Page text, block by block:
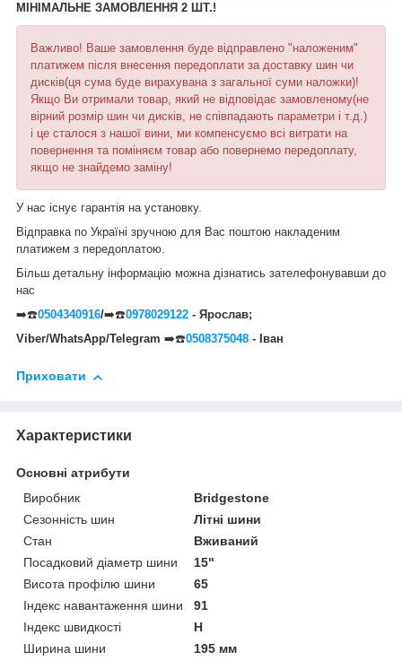
МІНІМАЛЬНЕ ЗАМОВЛЕННЯ 2 ШТ.!
Важливо! Ваше замовлення буде відправлено "наложеним"
платижем після внесення передоплати за доставку шин чи
дисків(ця сума буде вирахувана з загальної суми наложки)!
Якщо Ви отримали товар, який не відповідає замовленому(не
вірний розмір шин чи дисків, не співпадають параметри і т.д.)
і це сталося з нашої вини, ми компенсуємо всі витрати на
повернення та поміняєм товар або повернемо передоплату,
якщо не знайдемо заміну!
У нас існує гарантія на установку.
Відправка по Україні зручною для Вас поштою накладеним
платижем з передоплатою.
Більш детальну інформацію можна дізнатись зателефонувавши до
нас
➡️☎️0504340916/➡️☎️0978029122 - Ярослав;
Viber/WhatsApp/Telegram ➡️☎️0508375048 - Іван
Приховати
Характеристики
Основні атрибути
Виробник
Bridgestone
Сезонність шин
Літні шини
Стан
Вживаний
Посадковий діаметр шини
15"
Висота профілю шини
65
Індекс навантаження шини
91
Індекс швидкості
H
Ширина шини
195 мм